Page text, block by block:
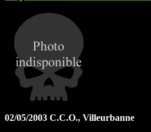
02/05/2003 C.C.O., Villeurbanne